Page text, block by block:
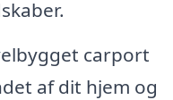
carport
af dit hjem og